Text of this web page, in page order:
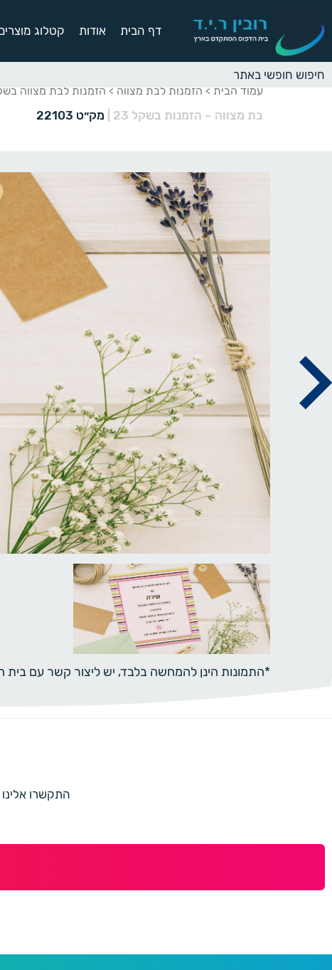
דף הבית אודות קטלוג
עמוד הבית > הזמנות לבת מצווה > הזמנות לבת מצווה
בת מצווה – הזמנות בשקל 23 מק״ט 22103
*התמונות הינן להמחשה בלבד, יש ליצור קשר עם
התקשרו אלינו למספר 073-7597187 או מלאו את